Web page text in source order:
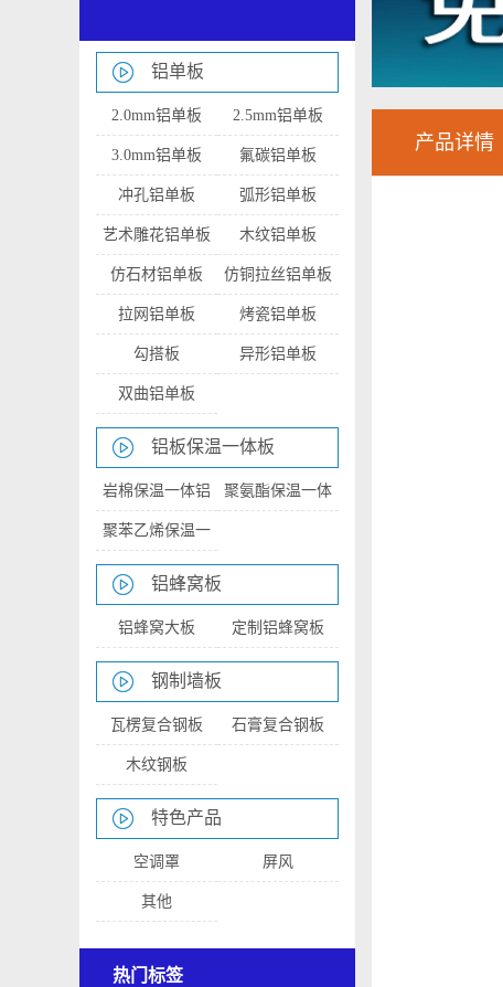
铝单板
2.0mm铝单板 2.5mm铝单板
3.0mm铝单板 氟碳铝单板
冲孔铝单板 弧形铝单板
艺术雕花铝单板 木纹铝单板
仿石材铝单板 仿铜拉丝铝单板
拉网铝单板 烤瓷铝单板
勾搭板 异形铝单板
双曲铝单板
铝板保温一体板
岩棉保温一体铝
板
聚氨酯保温一体
聚苯乙烯保温一
体铝板
铝蜂窝板
铝蜂窝大板 定制铝蜂窝板
钢制墙板
瓦楞复合钢板 石膏复合钢板
木纹钢板
特色产品
空调罩 屏风
其他
热门标签
产品详情